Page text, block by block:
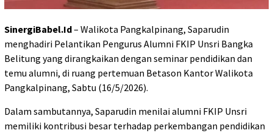
SinergiBabel.Id– Walikota Pangkalpinang, Saparudin
menghadiri Pelantikan Pengurus Alumni FKIP Unsri Bangka
Belitung yang dirangkaikan dengan seminar pendidikan dan
temu alumni, di ruang pertemuan Betason Kantor Walikota
Pangkalpinang, Sabtu (16/5/2026).
Dalam sambutannya, Saparudin menilai alumni FKIP Unsri
memiliki kontribusi besar terhadap perkembangan pendidikan